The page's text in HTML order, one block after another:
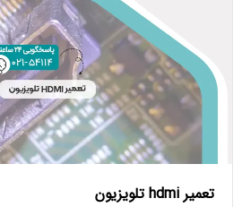
تعمیر hdmi تلویزیون